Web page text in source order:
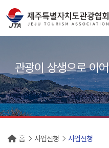
관광이 상생으로 이
홈 사업신청 사업신청